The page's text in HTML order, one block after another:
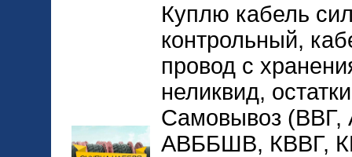
Куплю кабель
контрольный,
провод с
неликвид,
Самовывоз
АВББШВ, КВВГ,